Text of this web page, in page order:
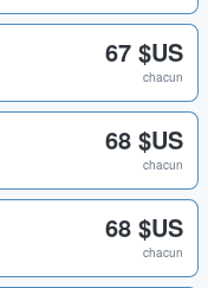
67 $US
chacun
68 $US
chacun
68 $US
chacun